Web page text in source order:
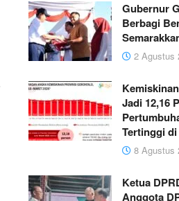
Gubernur
Berbagi
2 Agustus
Jadi 12,16
Tertinggi
8 Agustus
Ketua
Anggota